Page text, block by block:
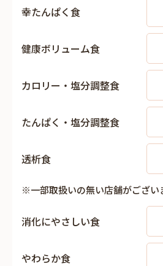
幸たんぱく食
健康ボリューム食
カロリー・塩分調整食
たんぱく・塩分調整食
透析食
※一部取扱いの無い店舗がござい
消化にやさしい食
やわらか食